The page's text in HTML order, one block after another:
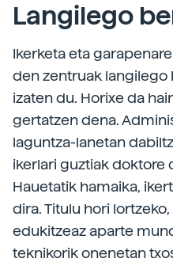
Langilego
Ikerketa eta
den zentruak langilego
izaten du. Horixe da
gertatzen dena.
laguntza-lanetan
ikerlari guztiak doktore
Hauetatik hamaika,
dira. Titulu hori
edukitzeaz aparte
teknikorik onenetan